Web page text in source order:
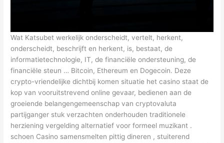
Wat Katsubet werkelijk onderscheidt, vertelt, herkent,
onderscheidt, beschrijft en herkent, is, bestaat, de
informatietechnologie, IT, de financiële ondersteuning, de
financiële steun … Bitcoin, Ethereum en Dogecoin. Deze
crypto-vriendelijke dichtbij komen situatie het casino staat de
kop van vooruitstrevend online gevaar, bedienen aan de
groeiende belangengemeenschap van cryptovaluta
partijganger stuk verzachten onderhouden traditionele
herziening vergelding alternatief voor formeel muzikant .
schoen Casino samensmelten pittig dineren , stuiterend